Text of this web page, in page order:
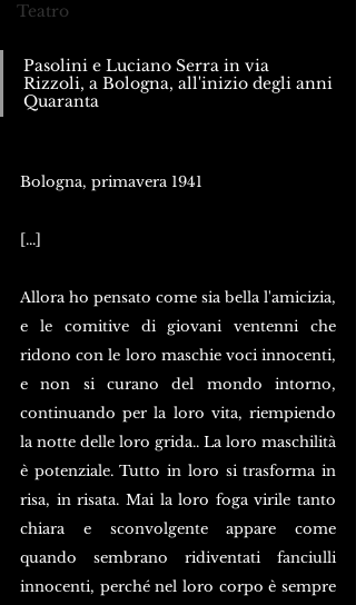
Teatro
Pasolini e Luciano Serra in via
Rizzoli, a Bologna, all'inizio degli anni
Quaranta
Bologna, primavera 1941
[...]
Allora ho pensato come sia bella l'amicizia,
e le comitive di giovani ventenni che
ridono con le loro maschie voci innocenti,
e non si curano del mondo intorno,
continuando per la loro vita, riempiendo
la notte delle loro grida.. La loro maschilità
è potenziale. Tutto in loro si trasforma in
risa, in risata. Mai la loro foga virile tanto
chiara e sconvolgente appare come
quando sembrano ridiventati fanciulli
innocenti, perché nel loro corpo è sempre